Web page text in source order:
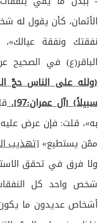
الأثمان، كأن يقول له
نفقتك ونفقة
الباقر(ع) في الصحيح
{ولله على الناس حجّ
سبيلاً} [آل عمران:97].
به»، قلت: فإن عرض
ممّن يستطيع» [تهذيب
ولا فرق في تحقق
شخص واحد كل
أشخاص عديدون ما
22
ص فرعٌ: في مستحبات
24 فرعٌ: في آداب مكَّة
ص
25 المبحث الثاني: في
ص الفرع الأول في
27 الفرع الثاني: في
ص
28 الفرع الثالث: في
ص
29 الفرع الرابع: في